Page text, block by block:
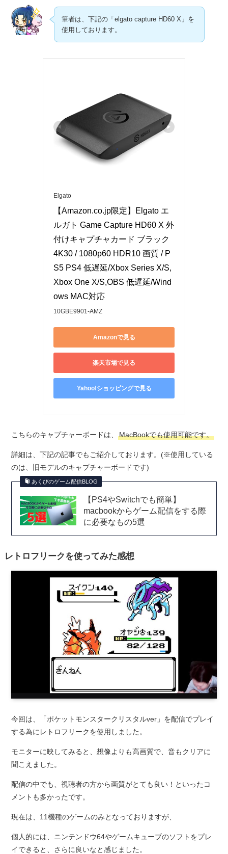
筆者は、下記の「elgato capture HD60 X」を
使用しております。
Elgato
【Amazon.co.jp限定】Elgato エ
ルガト Game Capture HD60 X 外
付けキャプチャカード ブラック
4K30 / 1080p60 HDR10 画質 / P
S5 PS4 低遅延/Xbox Series X/S,
Xbox One X/S,OBS 低遅延/Wind
ows MAC対応
10GBE9901-AMZ
Amazonで見る
楽天市場で見る
Yahoo!ショッピングで見る
こちらのキャプチャーボードは、MacBookでも使用可能です。
詳細は、下記の記事でもご紹介しております。(※使用している
のは、旧モデルのキャプチャーボードです)
あくびのゲーム配信BLOG
【PS4やSwitchでも簡単】
macbookからゲーム配信をする際
に必要なもの5選
レトロフリークを使ってみた感想
今回は、「ポケットモンスタークリスタルver」を配信でプレイ
する為にレトロフリークを使用しました。
モニターに映してみると、想像よりも高画質で、音もクリアに
聞こえました。
配信の中でも、視聴者の方から画質がとても良い！といったコ
メントも多かったです。
現在は、11機種のゲームのみとなっておりますが、
個人的には、ニンテンドウ64やゲームキューブのソフトをプレ
イできると、さらに良いなと感じました。